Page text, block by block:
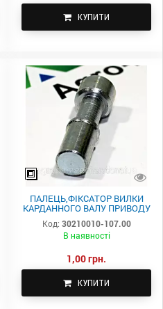
КУПИТИ
ПАЛЕЦЬ,ФІКСАТОР ВИЛКИ
КАРДАННОГО ВАЛУ ПРИВОДУ
ПРЕС-ПІДБИРАЧІ SIPMA
30210010-107.00
Код: 30210010-107.00
В наявності
1,00 грн.
КУПИТИ